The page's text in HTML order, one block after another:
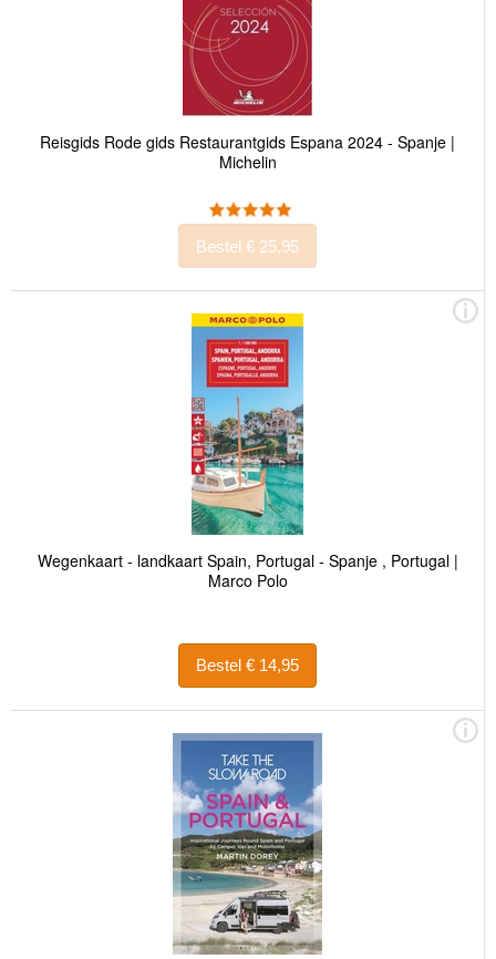
Reisgids Rode gids Restaurantgids Espana 2024 - Spanje |
Michelin
Bestel € 25,95
Wegenkaart - landkaart Spain, Portugal - Spanje , Portugal |
Marco Polo
Bestel € 14,95